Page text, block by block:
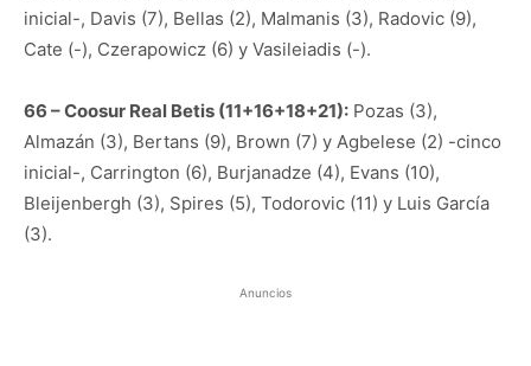
inicial-, Davis (7), Bellas (2), Malmanis (3), Radovic (9),
Cate (-), Czerapowicz (6) y Vasileiadis (-).
66 – Coosur Real Betis (11+16+18+21): Pozas (3),
Almazán (3), Bertans (9), Brown (7) y Agbelese (2) -cinco
inicial-, Carrington (6), Burjanadze (4), Evans (10),
Bleijenbergh (3), Spires (5), Todorovic (11) y Luis García
(3).
Anuncios